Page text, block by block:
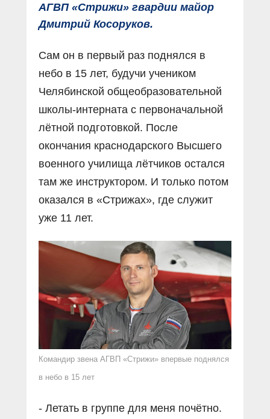
АГВП «Стрижи» гвардии майор
Дмитрий Косоруков.
Сам он в первый раз поднялся в
небо в 15 лет, будучи учеником
Челябинской общеобразовательной
школы-интерната с первоначальной
лётной подготовкой. После
окончания краснодарского Высшего
военного училища лётчиков остался
там же инструктором. И только потом
оказался в «Стрижах», где служит
уже 11 лет.
Командир звена АГВП «Стрижи» впервые поднялся
в небо в 15 лет
- Летать в группе для меня почётно.